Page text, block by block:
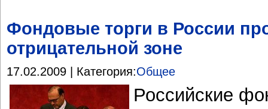
Фондовые торги в России
отрицательной зоне
17.02.2009 | Категория:Общее
Российские